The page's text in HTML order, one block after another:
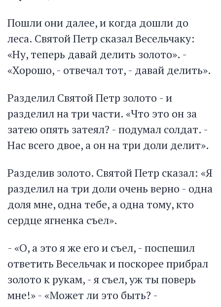
Пошли они далее, и когда дошли до
леса. Святой Петр сказал Весельчаку:
«Ну, теперь давай делить золото». -
«Хорошо, - отвечал тот, - давай делить».
Разделил Святой Петр золото - и
разделил на три части. «Что это он за
затею опять затеял? - подумал солдат. -
Нас всего двое, а он на три доли делит».
Разделив золото. Святой Петр сказал: «Я
разделил на три доли очень верно - одна
доля мне, одна тебе, а одна тому, кто
сердце ягненка съел».
- «О, а это я же его и съел, - поспешил
ответить Весельчак и поскорее прибрал
золото к рукам, - я съел, уж ты поверь
мне!» - «Может ли это быть? -